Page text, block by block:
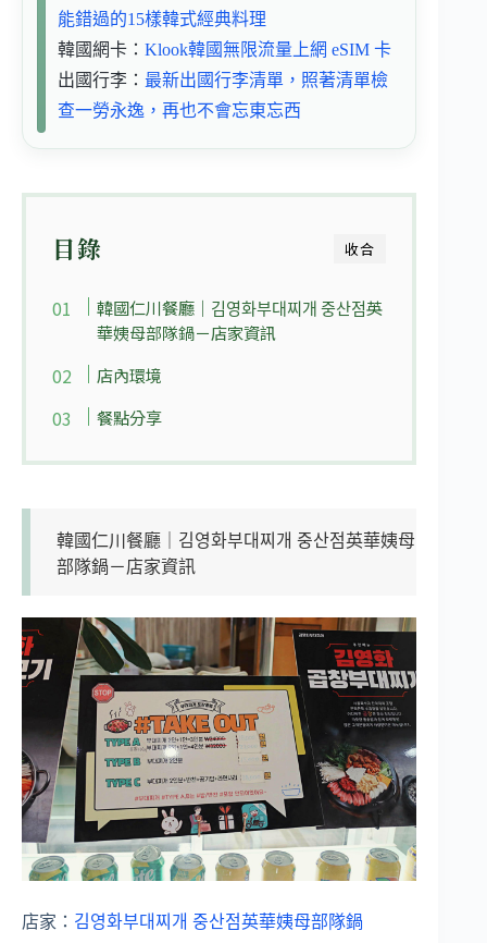
能錯過的15樣韓式經典料理
韓國網卡： Klook韓國無限流量上網 eSIM 卡
出國行李： 最新出國行李清單，照著清單檢
查一勞永逸，再也不會忘東忘西
收合
目錄
韓國仁川餐廳｜김영화부대찌개 중산점英
華姨母部隊鍋－店家資訊
店內環境
餐點分享
韓國仁川餐廳｜김영화부대찌개 중산점英華姨母
部隊鍋－店家資訊
店家： 김영화부대찌개 중산점英華姨母部隊鍋